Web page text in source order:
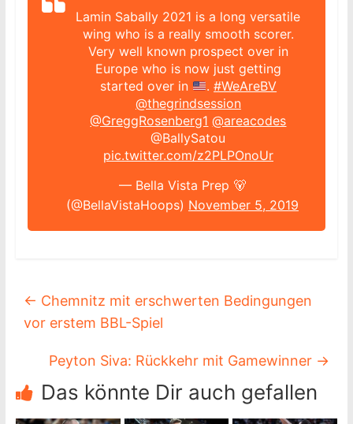
Lamin Sabally 2021 is a long versatile
wing who is a really smooth scorer.
Very well known prospect over in
Europe who is now just getting
started over in
.#WeAreBV
@thegrindsession
@GreggRosenberg1 @areacodes
@BallySatou
pic.twitter.com/z2PLPOnoUr
— Bella Vista Prep 🐻
(@BellaVistaHoops) November 5, 2019
← Chemnitz mit erschwerten Bedingungen
vor erstem BBL-Spiel
Peyton Siva: Rückkehr mit Gamewinner →
Das könnte Dir auch gefallen